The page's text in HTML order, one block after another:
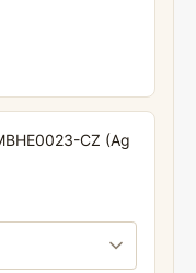
CZ (Ag